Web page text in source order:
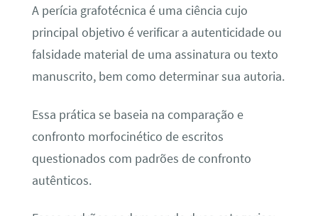
A perícia grafotécnica é uma ciência cujo
principal objetivo é verificar a autenticidade ou
falsidade material de uma assinatura ou texto
manuscrito, bem como determinar sua autoria.
Essa prática se baseia na comparação e
confronto morfocinético de escritos
questionados com padrões de confronto
autênticos.